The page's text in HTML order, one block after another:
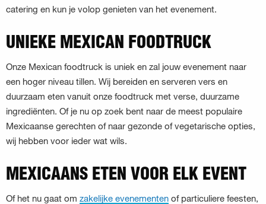
catering en kun je volop genieten van het evenement.
UNIEKE MEXICAN FOODTRUCK
Onze Mexican foodtruck is uniek en zal jouw evenement naar
een hoger niveau tillen. Wij bereiden en serveren vers en
duurzaam eten vanuit onze foodtruck met verse, duurzame
ingrediënten. Of je nu op zoek bent naar de meest populaire
Mexicaanse gerechten of naar gezonde of vegetarische opties,
wij hebben voor ieder wat wils.
MEXICAANS ETEN VOOR ELK EVENT
Of het nu gaat om zakelijke evenementen of particuliere feesten,